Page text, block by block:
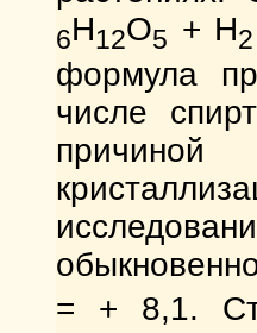
6H12O5 + H2
формула
числе
= + 8,1.